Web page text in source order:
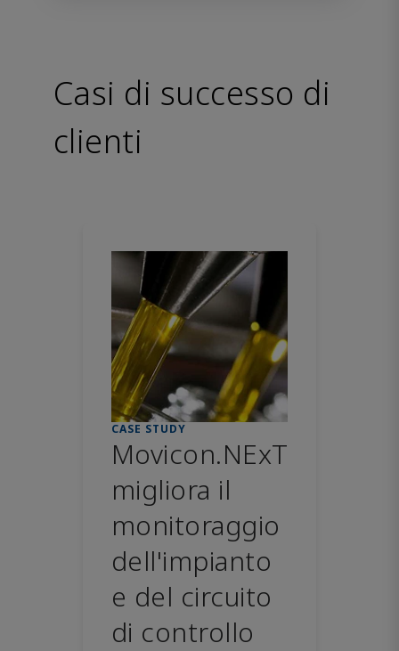
Casi di successo di
clienti
CASE STUDY
Movicon.NExT
migliora il
monitoraggio
dell'impianto
e del circuito
di controllo